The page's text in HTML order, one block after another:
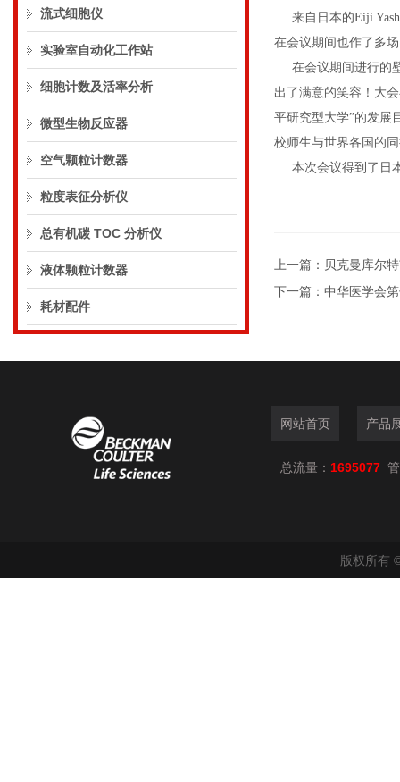
流式细胞仪
实验室自动化工作站
细胞计数及活率分析
微型生物反应器
空气颗粒计数器
粒度表征分析仪
总有机碳 TOC 分析仪
液体颗粒计数器
耗材配件
来自日本的Eiji
在会议期间也作了多
在会议期间进行的壁
出了满意的笑容！大
平研究型大学”的发展
校师生与世界各国的
本次会议得到了日本
上一篇： 贝克曼库尔
下一篇： 中华医学会
网站首页 产品
总流量： 1695077
版权所有